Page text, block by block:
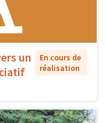
un
En cours de
réalisation